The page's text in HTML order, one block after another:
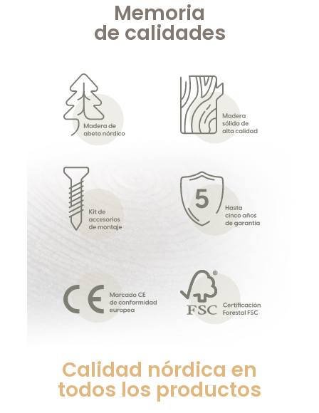
Memoria
de calidades
Calidad nórdica en
todos los productos